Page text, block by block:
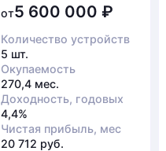
от5 600 000₽
Количество устройств
5 шт.
Окупаемость
270,4 мес.
Доходность, годовых
4,4%
Чистая прибыль, мес
20 712 руб.